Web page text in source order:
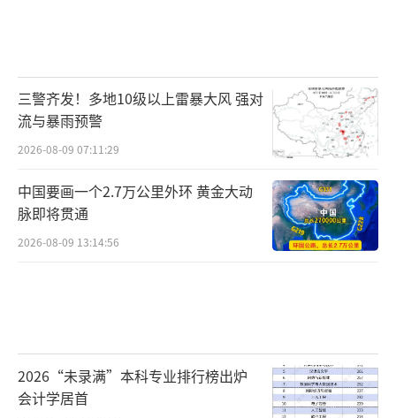
三警齐发！多地10级以上雷暴大风 强对
流与暴雨预警
2026-08-09 07:11:29
中国要画一个2.7万公里外环 黄金大动
脉即将贯通
2026-08-09 13:14:56
2026“未录满”本科专业排行榜出炉
会计学居首